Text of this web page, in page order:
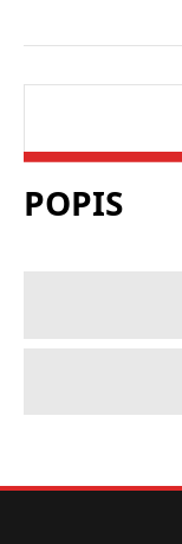
POPIS
DOTAZ
Neváhejte se